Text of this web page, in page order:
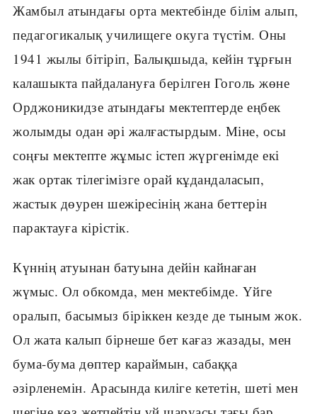
Жамбыл атындағы орта мектебінде білім алып,
педагогикалық училищеге окуга түстім. Оны
1941 жылы бітіріп, Балықшыда, кейін тұрғын
калашыкта пайдалануға берілген Гоголь жөне
Орджоникидзе атындағы мектептерде еңбек
жолымды одан әрі жалғастырдым. Міне, осы
соңғы мектепте жұмыс істеп жүргенімде екі
жак ортак тілегімізге орай кұдандаласып,
жастык дөурен шежіресінің жана беттерін
парактауға кірістік.
Күннің атуынан батуына дейін кайнаған
жүмыс. Ол обкомда, мен мектебімде. Үйге
оралып, басымыз біріккен кезде де тыным жок.
Ол жата калып бірнеше бет кағаз жазады, мен
бума-бума дөптер караймын, сабаққа
әзірленемін. Арасында киліге кететін, шеті мен